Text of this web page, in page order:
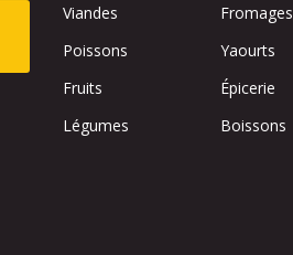
Viandes
Poissons
Fruits
Légumes
Fromages
Yaourts
Épicerie
Boissons